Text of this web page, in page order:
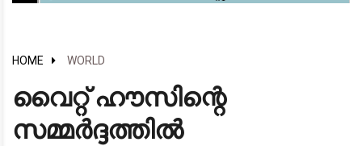
HOME WORLD
വൈറ്റ് ഹൗസിന്റെ
സമ്മർദ്ദത്തിൽ